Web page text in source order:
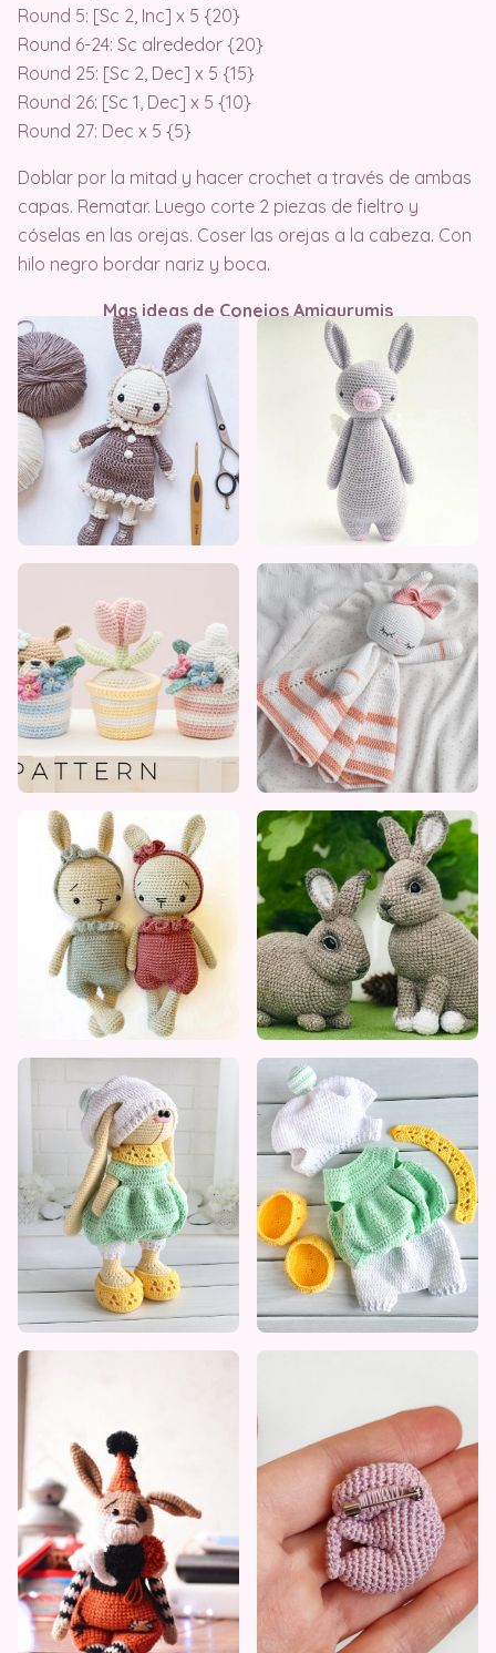
Round 5: [Sc 2, Inc] x 5 {20}
Round 6-24: Sc alrededor {20}
Round 25: [Sc 2, Dec] x 5 {15}
Round 26: [Sc 1, Dec] x 5 {10}
Round 27: Dec x 5 {5}
Doblar por la mitad y hacer crochet a través de ambas
capas. Rematar. Luego corte 2 piezas de fieltro y
cóselas en las orejas. Coser las orejas a la cabeza. Con
hilo negro bordar nariz y boca.
Mas ideas de Conejos Amigurumis